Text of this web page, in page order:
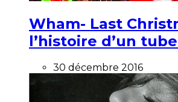
Wham- Last
l’histoire d’un
30 décembre 2016